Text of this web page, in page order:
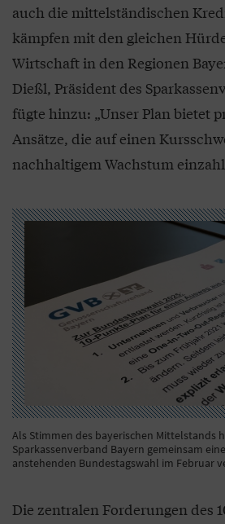
auch die mittelständischen
kämpfen mit den gleichen
Wirtschaft in den Regionen
Dießl, Präsident des
fügte hinzu: „Unser Plan bietet
Ansätze, die auf einen
nachhaltigem Wachstum
Als Stimmen des bayerischen Mittelstands
Sparkassenverband Bayern gemeinsam
anstehenden Bundestagswahl im Februar
Die zentralen Forderungen des